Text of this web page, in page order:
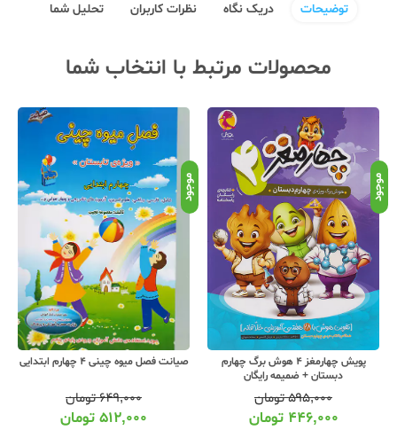
توضیحات دریک نگاه نظرات کاربران تحلیل شما
محصولات مرتبط با انتخاب شما
موجود
صیانت فصل میوه چینی 4 چهارم ابتدایی
۶۴۹,۰۰۰تومان
۵۱۲,۰۰۰ تومان
موجود
پویش آدینه 4 چهارم ابتدایی
۶۹۵,۰۰۰تومان
۵۲۱,۰۰۰ تومان